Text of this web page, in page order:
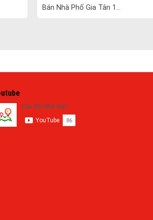
Bán Nhà Phố Gia Tân 1...